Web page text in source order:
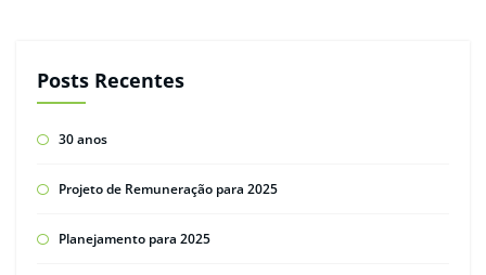
Posts Recentes
30 anos
Projeto de Remuneração para 2025
Planejamento para 2025